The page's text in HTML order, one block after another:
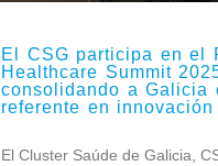
El CSG participa en el
Healthcare Summit
consolidando a Galicia
referente en
El Cluster Saúde de Galicia,